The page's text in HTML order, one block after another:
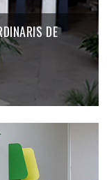
DE